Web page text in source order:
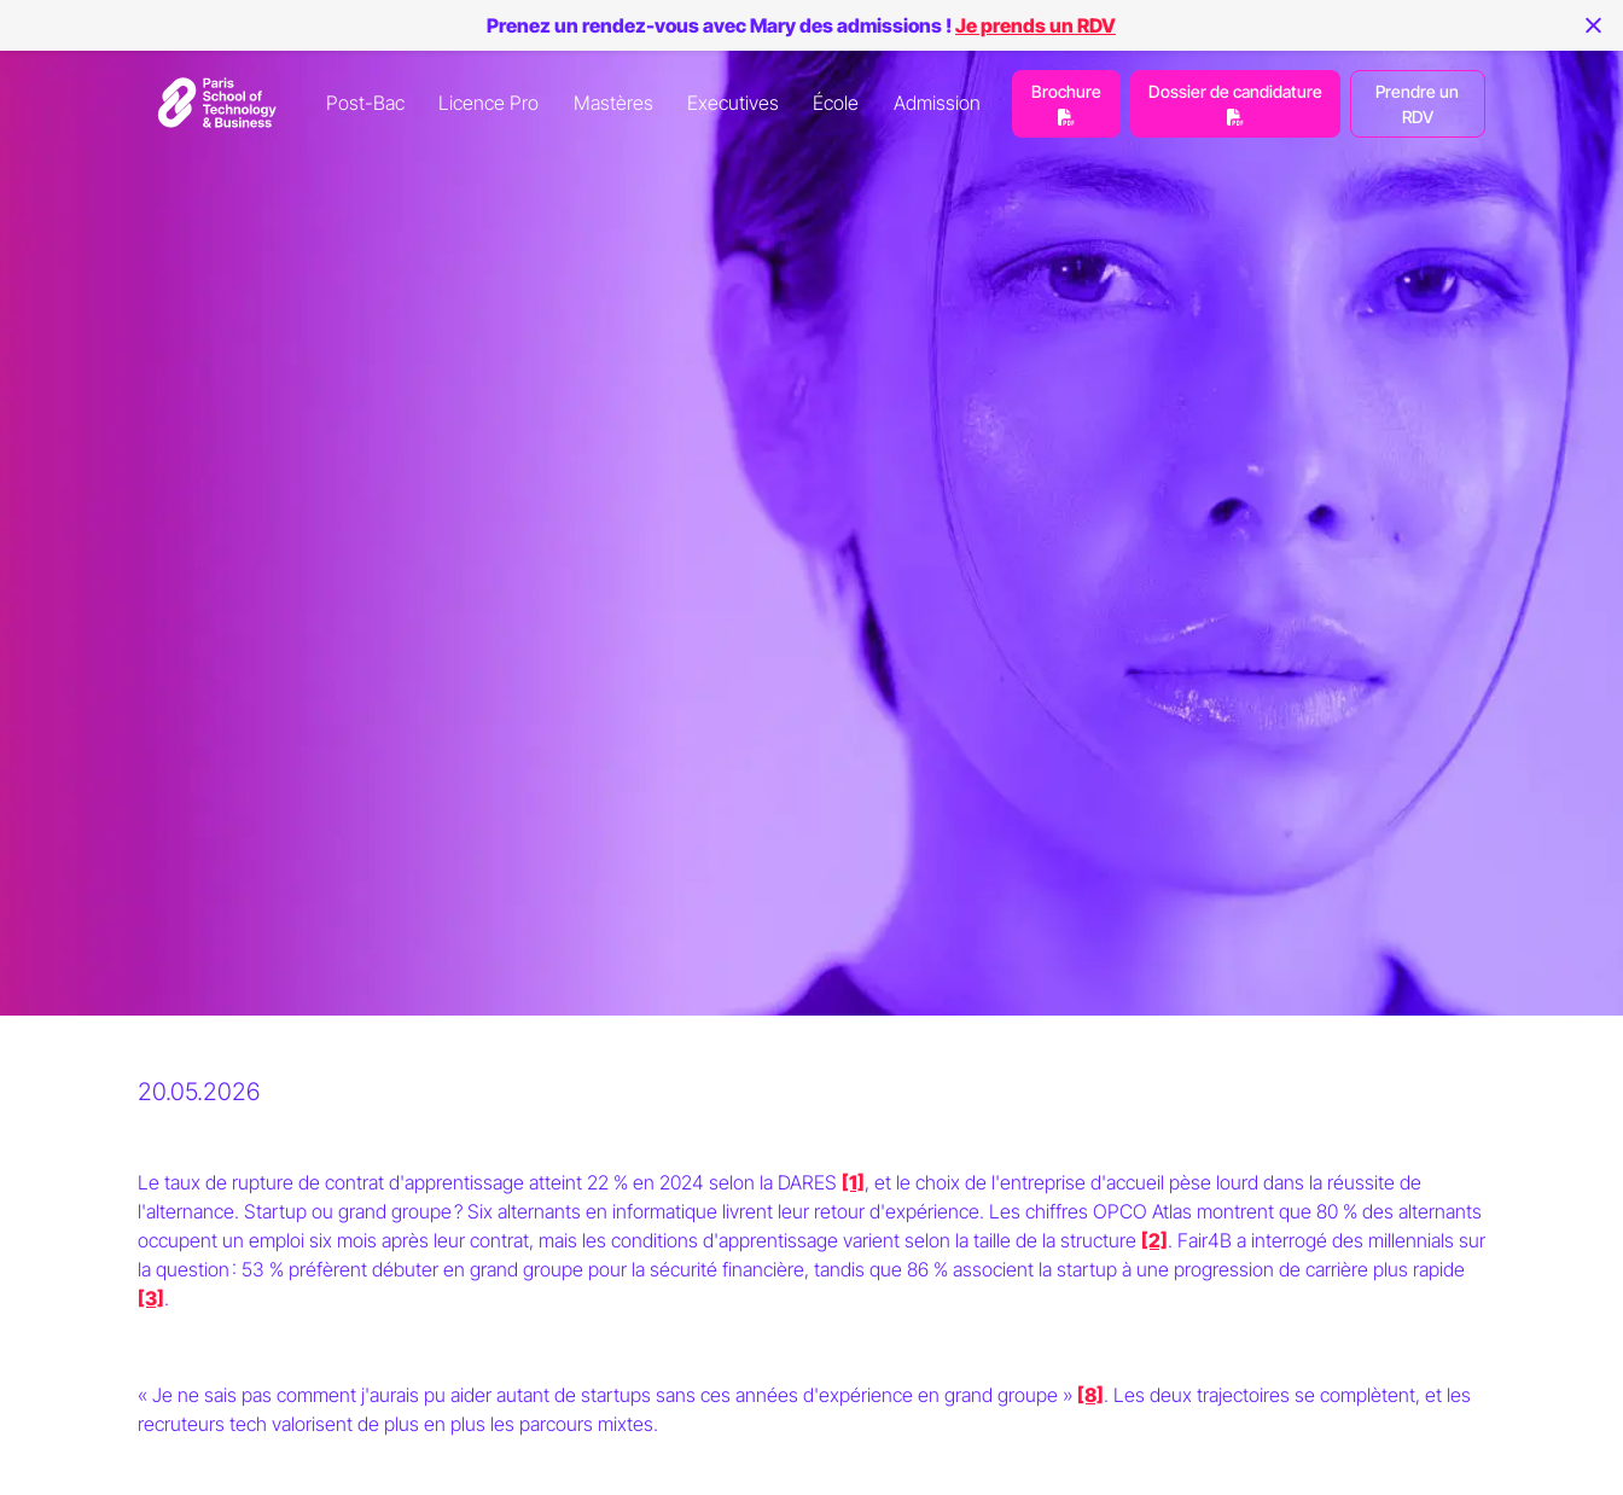
Alternance en startup vs grand groupe
tech,
6 alternants comparent
20.05.2026
Le taux de rupture de contrat d'apprentissage atteint 22 % en 2024 selon la DARES [1] , et le choix de l'entreprise d'accueil pèse lourd dans la réussite de
l'alternance. Startup ou grand groupe ? Six alternants en informatique livrent leur retour d'expérience. Les chiffres OPCO Atlas montrent que 80 % des alternants
occupent un emploi six mois après leur contrat, mais les conditions d'apprentissage varient selon la taille de la structure [2] . Fair4B a interrogé des millennials sur
la question : 53 % préfèrent débuter en grand groupe pour la sécurité financière, tandis que 86 % associent la startup à une progression de carrière plus rapide
[3] .
« Je ne sais pas comment j'aurais pu aider autant de startups sans ces années d'expérience en grand groupe » [8] . Les deux trajectoires se complètent, et les
recruteurs tech valorisent de plus en plus les parcours mixtes.
Prenez un rendez-vous avec Mary des admissions !Je prends un RDV
Post-Bac Licence Pro Mastères Executives École Admission Brochure Dossier de candidature
Prendre un
RDV